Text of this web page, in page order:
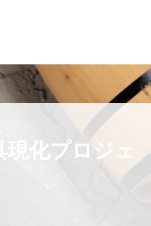
す
化プロジェ